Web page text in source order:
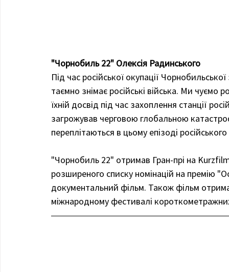
"Чорнобиль 22" Олексія Радинського
Під час російської окупації
таємно знімає російські війська. Ми чуємо
їхній досвід під час захоплення станції
загрожував черговою глобальною
переплітаються в цьому епізоді
"Чорнобиль 22" отримав Гран-прі на
розширеного списку номінацій на премію
документальний фільм. Також фільм
міжнародному фестивалі